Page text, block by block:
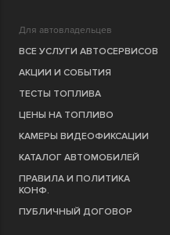
Для автовладельцев
ВСЕ УСЛУГИ АВТОСЕРВИСОВ
АКЦИИ И СОБЫТИЯ
ТЕСТЫ ТОПЛИВА
ЦЕНЫ НА ТОПЛИВО
КАМЕРЫ ВИДЕОФИКСАЦИИ
КАТАЛОГ АВТОМОБИЛЕЙ
ПРАВИЛА И ПОЛИТИКА
КОНФ.
ПУБЛИЧНЫЙ ДОГОВОР